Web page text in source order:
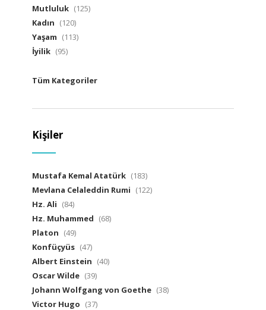
Mutluluk (125)
Kadın (120)
Yaşam (113)
İyilik (95)
Tüm Kategoriler
Kişiler
Mustafa Kemal Atatürk (183)
Mevlana Celaleddin Rumi (122)
Hz. Ali (84)
Hz. Muhammed (68)
Platon (49)
Konfüçyüs (47)
Albert Einstein (40)
Oscar Wilde (39)
Johann Wolfgang von Goethe (38)
Victor Hugo (37)